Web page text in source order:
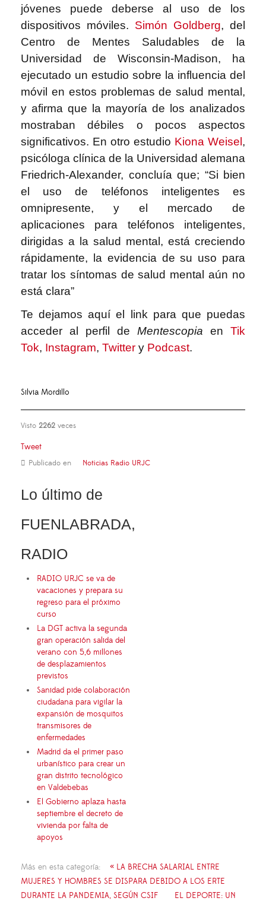
jóvenes puede deberse al uso de los
dispositivos móviles. Simón Goldberg, del
Centro de Mentes Saludables de la
Universidad de Wisconsin-Madison, ha
ejecutado un estudio sobre la influencia del
móvil en estos problemas de salud mental,
y afirma que la mayoría de los analizados
mostraban débiles o pocos aspectos
significativos. En otro estudio Kiona Weisel ,
psicóloga clínica de la Universidad alemana
Friedrich-Alexander, concluía que; “Si bien
el uso de teléfonos inteligentes es
omnipresente, y el mercado de
aplicaciones para teléfonos inteligentes,
dirigidas a la salud mental, está creciendo
rápidamente, la evidencia de su uso para
tratar los síntomas de salud mental aún no
está clara”
Te dejamos aquí el link para que puedas
acceder al perfil de Mentescopia en Tik
Tok, Instagram, Twitter y Podcast.
Silvia Mordillo
Visto 2262 veces
Tweet
Publicado en Noticias Radio URJC
Lo último de
FUENLABRADA,
RADIO
RADIO URJC se va de
vacaciones y prepara su
regreso para el próximo
curso
La DGT activa la segunda
gran operación salida del
verano con 5,6 millones
de desplazamientos
previstos
Sanidad pide colaboración
ciudadana para vigilar la
expansión de mosquitos
transmisores de
enfermedades
Madrid da el primer paso
urbanístico para crear un
gran distrito tecnológico
en Valdebebas
El Gobierno aplaza hasta
septiembre el decreto de
vivienda por falta de
apoyos
Más en esta categoría:
« LA BRECHA SALARIAL ENTRE
MUJERES Y HOMBRES SE DISPARA DEBIDO A LOS ERTE
DURANTE LA PANDEMIA, SEGÚN CSIF
EL DEPORTE: UN